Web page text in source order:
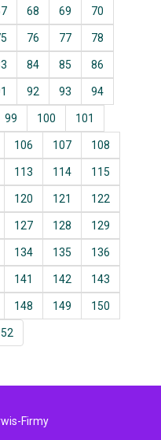
68 69 70
76 77 78
84 85 86
92 93 94
99 100 101
106 107 108
113 114 115
120 121 122
127 128 129
134 135 136
141 142 143
148 149 150
Firmy